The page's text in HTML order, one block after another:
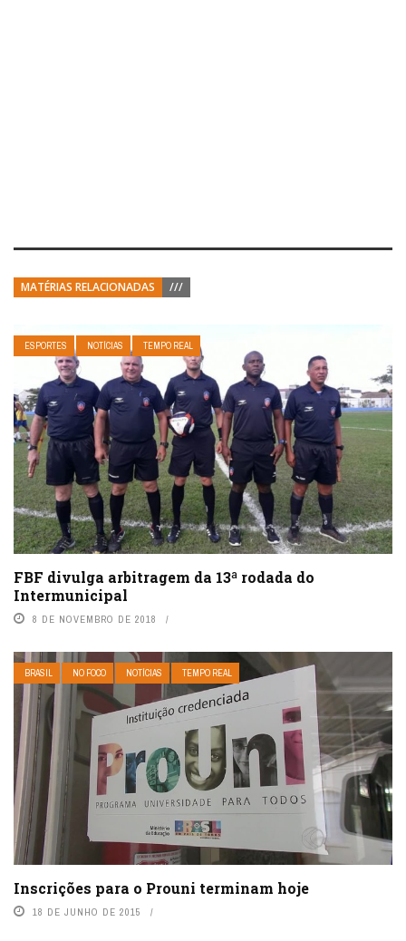
MATÉRIAS RELACIONADAS ///
ESPORTES NOTÍCIAS TEMPO REAL
FBF divulga arbitragem da 13ª rodada do
Intermunicipal
8 DE NOVEMBRO DE 2018
BRASIL NO FOCO NOTÍCIAS TEMPO REAL
Inscrições para o Prouni terminam hoje
18 DE JUNHO DE 2015